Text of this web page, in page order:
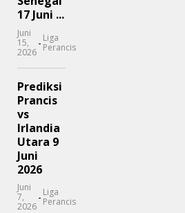
17 Juni ...
Juni
15,
2026
- Liga
Perancis
Prediksi
Prancis
vs
Irlandia
Utara 9
Juni
2026
Juni
7,
2026
- Liga
Perancis